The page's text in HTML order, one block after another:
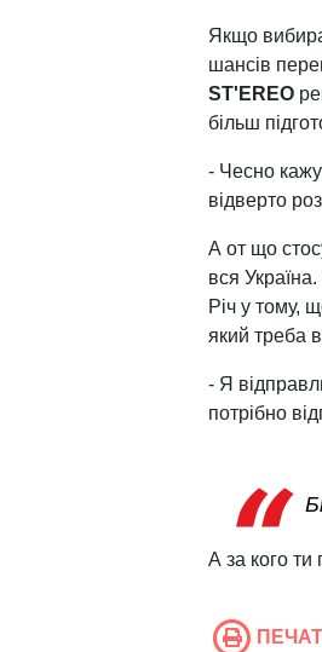
Якщо
шансів
ST'EREO
більш
- Чесно
відверто
А от що
вся
Річ у тому,
який треба
- Я
потрібно
А за кого